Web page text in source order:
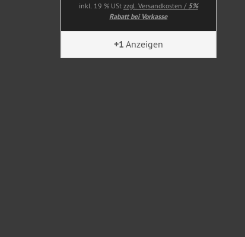
inkl. 19 % USt zzgl. Versandkosten / 5%
Rabatt bei Vorkasse
+1 Anzeigen